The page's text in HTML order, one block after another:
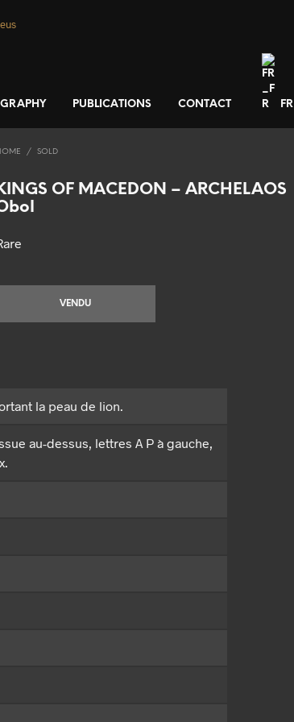
PUBLICATIONS CONTACT FR
/ SOLD
OF MACEDON – ARCHELAOS
VENDU
la peau de lion.
au-dessus, lettres A P à gauche,